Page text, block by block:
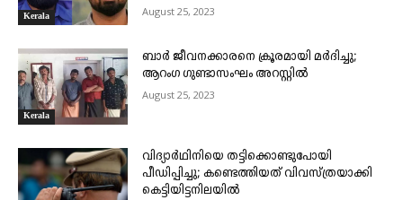
Kerala August 25, 2023
Kerala
ബാർ ജീവനക്കാരനെ ക്രൂരമായി മർദിച്ചു;
ആറംഗ ഗുണ്ടാസംഘം അറസ്റ്റിൽ
August 25, 2023
വിദ്യാർഥിനിയെ തട്ടിക്കൊണ്ടുപോയി
പീഡിപ്പിച്ചു; കണ്ടെത്തിയത് വിവസ്ത്രയാക്കി
കെട്ടിയിട്ടനിലയിൽ